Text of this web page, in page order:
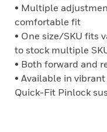
• Multiple
comfortable fit
• One size/SKU fits
to stock multiple
• Both forward and
• Available in
Quick-Fit Pinlock